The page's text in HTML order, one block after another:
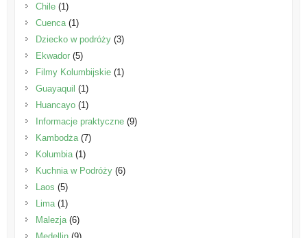
Chile(1)
Cuenca(1)
Dziecko w podróży(3)
Ekwador(5)
Filmy Kolumbijskie(1)
Guayaquil (1)
Huancayo(1)
Informacje praktyczne(9)
Kambodża(7)
Kolumbia(1)
Kuchnia w Podróży(6)
Laos (5)
Lima(1)
Malezja(6)